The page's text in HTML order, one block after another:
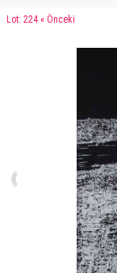
Lot: 224 « Önceki
‹